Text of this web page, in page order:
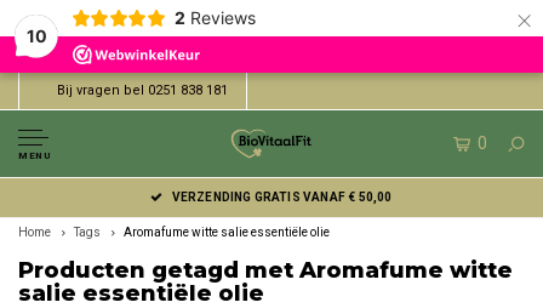
10
2 Reviews ×
Bij vragen bel 0251 838 181
MENU
0
VERZENDING GRATIS VANAF € 50,00
Home Tags Aromafume witte salie essentiële olie
Producten getagd met Aromafume witte
salie essentiële olie